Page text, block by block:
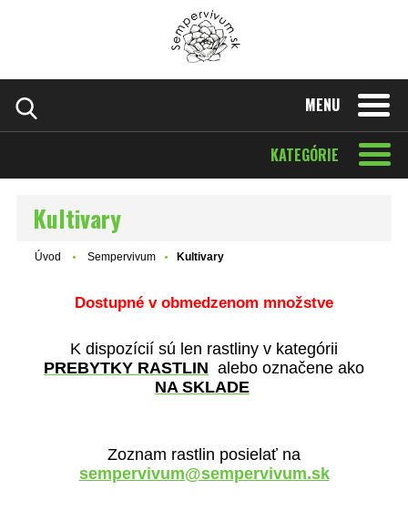
MENU
KATEGÓRIE
Kultivary
Úvod Sempervivum Kultivary
Dostupné v obmedzenom množstve
K dispozícií sú len rastliny v kategórii
PREBYTKY RASTLIN alebo označene ako
NA SKLADE
Zoznam rastlin posielať na
sempervivum@sempervivum.sk